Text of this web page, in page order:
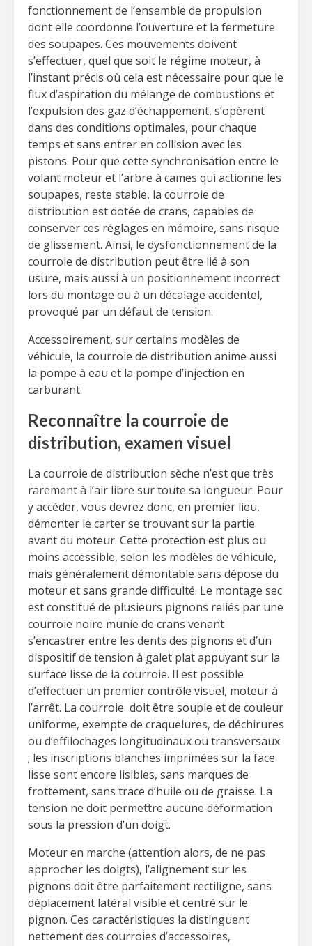
fonctionnement de l’ensemble de propulsion
dont elle coordonne l’ouverture et la fermeture
des soupapes. Ces mouvements doivent
s’effectuer, quel que soit le régime moteur, à
l’instant précis où cela est nécessaire pour que le
flux d’aspiration du mélange de combustions et
l’expulsion des gaz d’échappement, s’opèrent
dans des conditions optimales, pour chaque
temps et sans entrer en collision avec les
pistons. Pour que cette synchronisation entre le
volant moteur et l’arbre à cames qui actionne les
soupapes, reste stable, la courroie de
distribution est dotée de crans, capables de
conserver ces réglages en mémoire, sans risque
de glissement. Ainsi, le dysfonctionnement de la
courroie de distribution peut être lié à son
usure, mais aussi à un positionnement incorrect
lors du montage ou à un décalage accidentel,
provoqué par un défaut de tension.
Accessoirement, sur certains modèles de
véhicule, la courroie de distribution anime aussi
la pompe à eau et la pompe d’injection en
carburant.
Reconnaître la courroie de
distribution, examen visuel
La courroie de distribution sèche n’est que très
rarement à l’air libre sur toute sa longueur. Pour
y accéder, vous devrez donc, en premier lieu,
démonter le carter se trouvant sur la partie
avant du moteur. Cette protection est plus ou
moins accessible, selon les modèles de véhicule,
mais généralement démontable sans dépose du
moteur et sans grande difficulté. Le montage sec
est constitué de plusieurs pignons reliés par une
courroie noire munie de crans venant
s’encastrer entre les dents des pignons et d’un
dispositif de tension à galet plat appuyant sur la
surface lisse de la courroie. Il est possible
d’effectuer un premier contrôle visuel, moteur à
l’arrêt. La courroie doit être souple et de couleur
uniforme, exempte de craquelures, de déchirures
ou d’effilochages longitudinaux ou transversaux
; les inscriptions blanches imprimées sur la face
lisse sont encore lisibles, sans marques de
frottement, sans trace d’huile ou de graisse. La
tension ne doit permettre aucune déformation
sous la pression d’un doigt.
Moteur en marche (attention alors, de ne pas
approcher les doigts), l’alignement sur les
pignons doit être parfaitement rectiligne, sans
déplacement latéral visible et centré sur le
pignon. Ces caractéristiques la distinguent
nettement des courroies d’accessoires,